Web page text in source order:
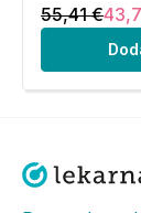
55,41 €